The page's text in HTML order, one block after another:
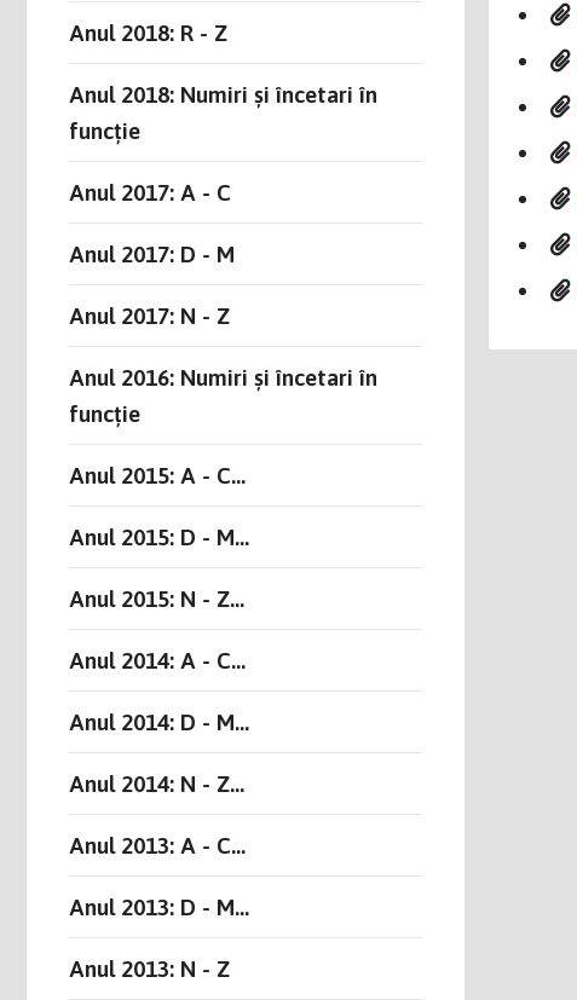
Anul 2018: R - Z
Anul 2018: Numiri și încetari în
funcție
Anul 2017: A - C
Anul 2017: D - M
Anul 2017: N - Z
Anul 2016: Numiri și încetari în
funcție
Anul 2015: A - C...
Anul 2015: D - M...
Anul 2015: N - Z...
Anul 2014: A - C...
Anul 2014: D - M...
Anul 2014: N - Z...
Anul 2013: A - C...
Anul 2013: D - M...
Anul 2013: N - Z